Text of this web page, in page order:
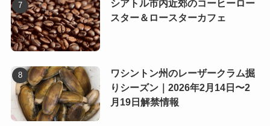
シアトル市内近郊のコーヒーロー
スター＆ロースターカフェ
ワシントン州のレーザークラム掘
りシーズン｜2026年2月14日〜2
月19日解禁情報